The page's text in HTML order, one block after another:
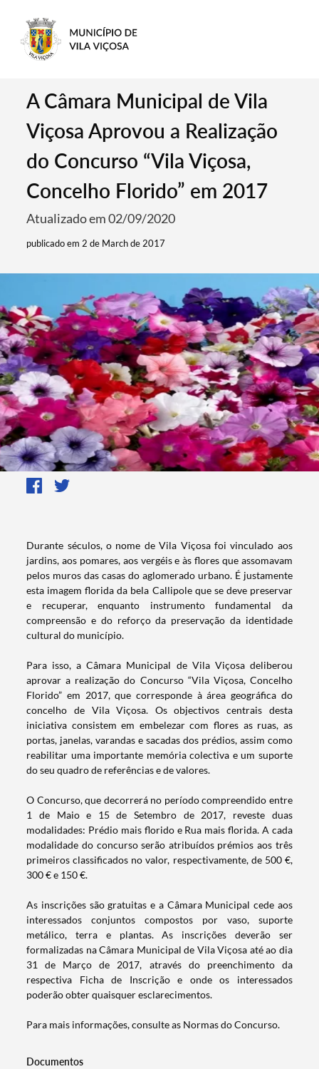
Termo de Pesquisa
Categorias gerais
A Câmara Municipal de Vila
Viçosa Aprovou a Realização
do Concurso “Vila Viçosa,
Concelho Florido” em 2017
Atualizado em 02/09/2020
publicado em 2 de March de 2017
​Durante séculos, o nome de Vila Viçosa foi vinculado aos
jardins, aos pomares, aos vergéis e às flores que assomavam
pelos muros das casas do aglomerado urbano. É justamente
esta imagem florida da bela Callipole que se deve preservar
e recuperar, enquanto instrumento fundamental da
compreensão e do reforço da preservação da identidade
cultural do município.
Para isso, a Câmara Municipal de Vila Viçosa deliberou
aprovar a realização do Concurso “Vila Viçosa, Concelho
Florido” em 2017, que corresponde à área geográfica do
concelho de Vila Viçosa. Os objectivos centrais desta
iniciativa consistem em embelezar com flores as ruas, as
portas, janelas, varandas e sacadas dos prédios, assim como
reabilitar uma importante memória colectiva e um suporte
do seu quadro de referências e de valores.
O Concurso, que decorrerá no período compreendido entre
1 de Maio e 15 de Setembro de 2017, reveste duas
modalidades: Prédio mais florido e Rua mais florida. A cada
modalidade do concurso serão atribuídos prémios aos três
primeiros classificados no valor, respectivamente, de 500 €,
300 € e 150 €.
As inscrições são gratuitas e a Câmara Municipal cede aos
interessados conjuntos compostos por vaso, suporte
metálico, terra e plantas. As inscrições deverão ser
formalizadas na Câmara Municipal de Vila Viçosa até ao dia
31 de Março de 2017, através do preenchimento da
respectiva Ficha de Inscrição e onde os interessados
poderão obter quaisquer esclarecimentos.
Para mais informações, consulte​ as Normas do Concurso.​
Documentos